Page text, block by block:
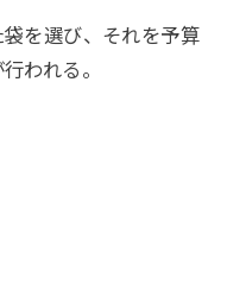
を選び、それを予算
われる。